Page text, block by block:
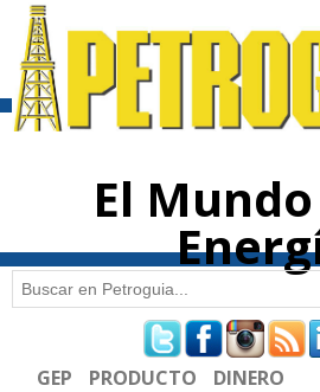
contenido
El
Formulario de
Buscar
GEP PRODUCTO DINERO